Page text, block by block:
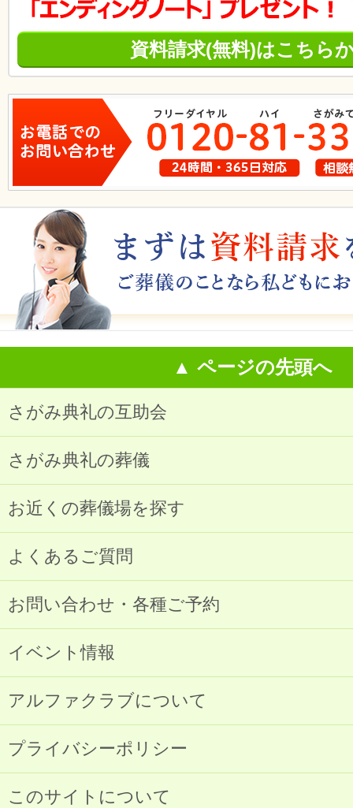
資料請求(無料)はこちら
▲ ページの先頭へ
さがみ典礼の互助会
さがみ典礼の葬儀
お近くの葬儀場を探す
よくあるご質問
お問い合わせ・各種ご予約
イベント情報
アルファクラブについて
プライバシーポリシー
このサイトについて